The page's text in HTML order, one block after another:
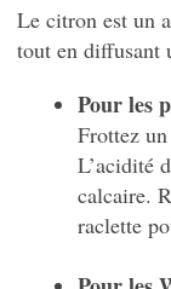
Le citron est un
tout en diffusant
Pour les
Frottez
L’acidité
calcaire.
raclette